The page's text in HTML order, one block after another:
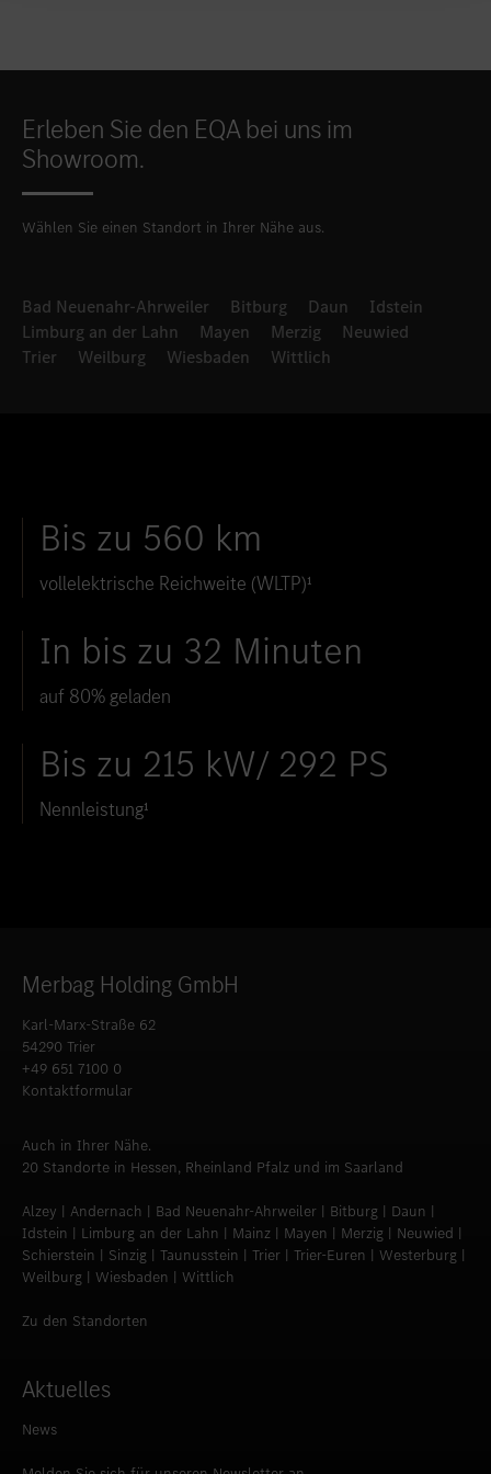
Erleben Sie den EQA bei uns im
Showroom.
Wählen Sie einen Standort in Ihrer Nähe aus.
Bad Neuenahr-Ahrweiler Bitburg Daun
Idstein
Limburg an der Lahn
Mayen Merzig
Neuwied
Trier
Weilburg Wiesbaden Wittlich
Bis zu 560 km
vollelektrische Reichweite (WLTP)¹
In bis zu 32 Minuten
auf 80% geladen
Bis zu 215 kW/ 292 PS
Nennleistung¹
Merbag Holding GmbH
Karl-Marx-Straße 62
54290 Trier
+49 651 7100 0
Kontaktformular
Auch in Ihrer Nähe.
20 Standorte in Hessen, Rheinland Pfalz und im Saarland
Alzey | Andernach | Bad Neuenahr-Ahrweiler | Bitburg | Daun |
Idstein | Limburg an der Lahn | Mainz | Mayen | Merzig | Neuwied |
Schierstein | Sinzig | Taunusstein | Trier | Trier-Euren | Westerburg |
Weilburg | Wiesbaden | Wittlich
Zu den Standorten
Aktuelles
News